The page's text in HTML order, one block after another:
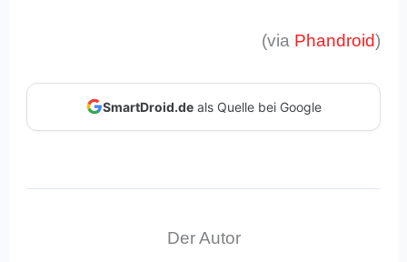
(via Phandroid)
SmartDroid.deals Quelle bei Google
Der Autor